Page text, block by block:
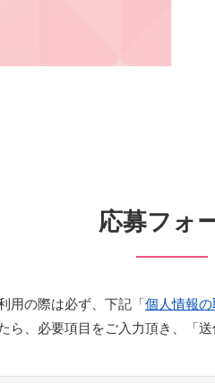
応募フォ
用の際は必ず、下記「個人情報
ら、必要項目をご入力頂き、「